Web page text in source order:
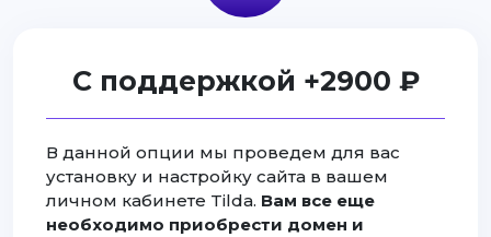
С поддержкой +2900 ₽
В данной опции мы проведем для вас
установку и настройку сайта в вашем
личном кабинете Tilda. Вам все еще
необходимо приобрести домен и